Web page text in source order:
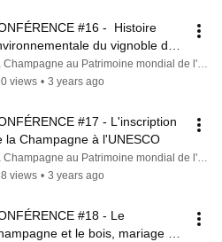
#16 -  Histoire
du vignoble de
des années 1650 à
La Champagne au Patrimoine mondial de l'UNESCO
views • 3 years ago
#17 - L'inscription
la Champagne à l'UNESCO
La Champagne au Patrimoine mondial de l'UNESCO
views • 3 years ago
#18 - Le
et le bois, mariage